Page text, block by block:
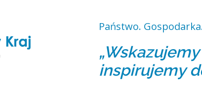
Państwo.
inspirujemy